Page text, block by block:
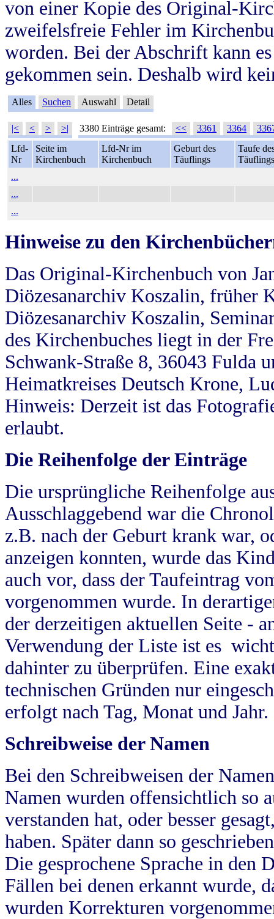
von einer Kopie des Original-
zweifelsfreie Fehler im
worden. Bei der Abschrift kann
gekommen sein. Deshalb wird
Alles Suchen Auswahl Detail
|< < > >| 3380 Einträge gesamt: << 3361 3364
Lfd-
Nr
Seite im
Kirchenbuch
Lfd-Nr im
Kirchenbuch
Geburt des
Täuflings
Taufe
Täuflings
...
...
...
Hinweise zu den
Das Original-Kirchenbuch von
Diözesanarchiv Koszalin, früher
Diözesanarchiv Koszalin,
des Kirchenbuches liegt in der
Schwank-Straße 8, 36043 Fulda
Heimatkreises Deutsch Krone,
Hinweis: Derzeit ist das
erlaubt.
Die Reihenfolge der Einträge
Die ursprüngliche Reihenfolge
Ausschlaggebend war die
z.B. nach der Geburt krank war,
anzeigen konnten, wurde das
auch vor, dass der Taufeintrag
vorgenommen wurde. In
der derzeitigen aktuellen Seite -
Verwendung der Liste ist es
dahinter zu überprüfen. Eine
technischen Gründen nur
erfolgt nach Tag, Monat und Jahr.
Schreibweise der Namen
Bei den Schreibweisen der
Namen wurden offensichtlich so
verstanden hat, oder besser
haben. Später dann so
Die gesprochene Sprache in
Fällen bei denen erkannt wurde,
wurden Korrekturen